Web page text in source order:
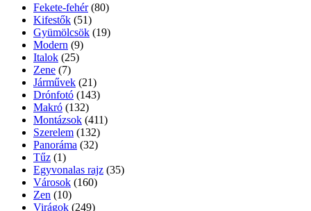
Fekete-fehér (80)
Kifestők (51)
Gyümölcsök (19)
Modern (9)
Italok (25)
Zene (7)
Járművek (21)
Drónfotó (143)
Makró (132)
Montázsok (411)
Szerelem (132)
Panoráma (32)
Tűz (1)
Egyvonalas rajz (35)
Városok (160)
Zen (10)
Virágok (249)